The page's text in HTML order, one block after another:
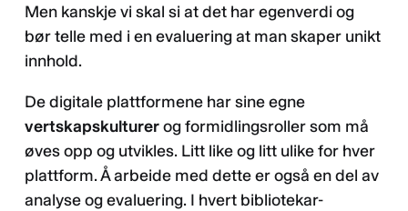
Men kanskje vi skal si at det har egenverdi og
bør telle med i en evaluering at man skaper unikt
innhold.
De digitale plattformene har sine egne
vertskapskulturerog formidlingsroller som må
øves opp og utvikles. Litt like og litt ulike for hver
plattform. Å arbeide med dette er også en del av
analyse og evaluering. I hvert bibliotekar-